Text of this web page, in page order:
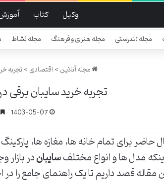
وکیل کتاب
مجله تندرستی مجله هنری و فرهنگ مجله نشاط
مجله آنلاین>اقتصادی>تجربه
تجربه خرید سایبان برقی
1403-05-07
حاضر برای تمام خانه ها، مغازه ها،
مدل ها و انواع مختلفسایباندر بازار
قصد داریم تا یک راهنمای جامع را در